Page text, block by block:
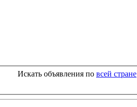
Искать объявления по всей стране